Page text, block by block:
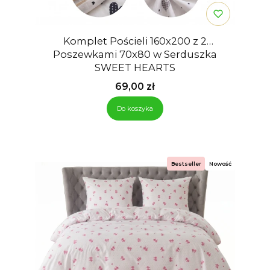
Komplet Pościeli 160x200 z 2
Poszewkami 70x80 w Serduszka
SWEET HEARTS
Cena
69,00 zł
Do koszyka
Bestseller Nowość